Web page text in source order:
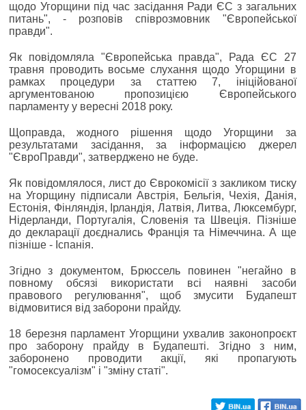
щодо Угорщини під час засідання Ради ЄС з загальних
питань", - розповів співрозмовник "Європейської
правди".
Як повідомляла "Європейська правда", Рада ЄС 27
травня проводить восьме слухання щодо Угорщини в
рамках процедури за статтею 7, ініційованої
аргументованою пропозицією Європейського
парламенту у вересні 2018 року.
Щоправда, жодного рішення щодо Угорщини за
результатами засідання, за інформацією джерел
"ЄвроПравди", затверджено не буде.
Як повідомлялося, лист до Єврокомісії з закликом тиску
на Угорщину підписали Австрія, Бельгія, Чехія, Данія,
Естонія, Фінляндія, Ірландія, Латвія, Литва, Люксембург,
Нідерланди, Португалія, Словенія та Швеція. Пізніше
до декларації доєднались Франція та Німеччина. А ще
пізніше - Іспанія.
Згідно з документом, Брюссель повинен "негайно в
повному обсязі використати всі наявні засоби
правового регулювання", щоб змусити Будапешт
відмовитися від заборони прайду.
18 березня парламент Угорщини ухвалив законопроєкт
про заборону прайду в Будапешті. Згідно з ним,
заборонено проводити акції, які пропагують
"гомосексуалізм" і "зміну статі".